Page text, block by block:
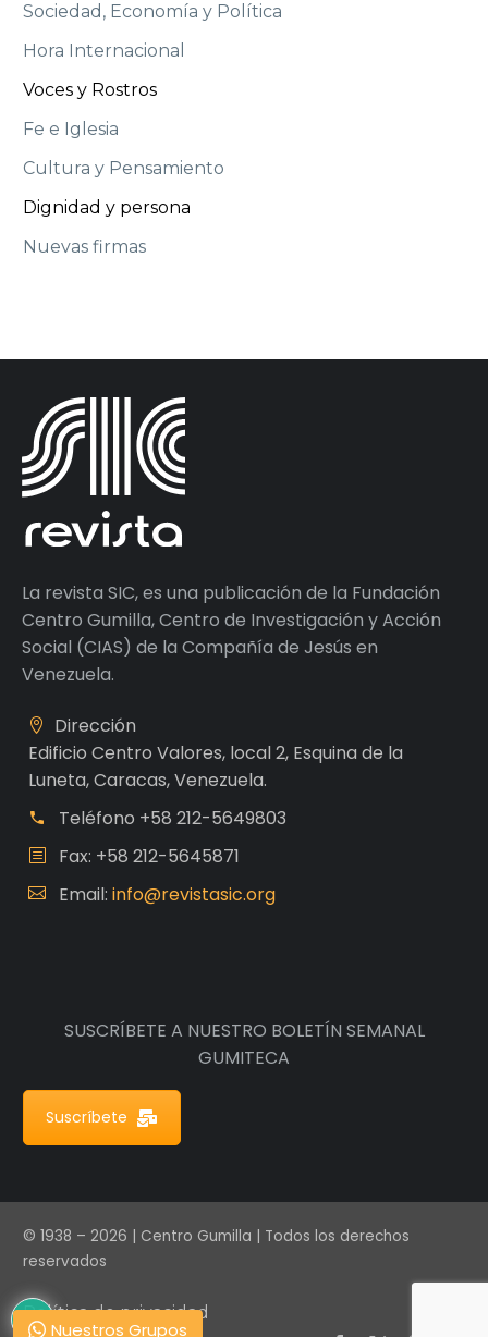
Sociedad, Economía y Política
Hora Internacional
Voces y Rostros
Fe e Iglesia
Cultura y Pensamiento
Dignidad y persona
Nuevas firmas
La revista SIC, es una publicación de la Fundación
Centro Gumilla, Centro de Investigación y Acción
Social (CIAS) de la Compañía de Jesús en
Venezuela.
Dirección
Edificio Centro Valores, local 2, Esquina de la
Luneta, Caracas, Venezuela.
Teléfono +58 212-5649803
Fax: +58 212-5645871
Email: info@revistasic.org
SUSCRÍBETE A NUESTRO BOLETÍN SEMANAL
GUMITECA
Suscríbete
© 1938 – 2026 | Centro Gumilla | Todos los derechos
reservados
Política de privacidad
Nuestros Grupos